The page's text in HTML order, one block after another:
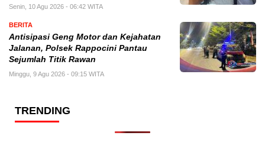
Senin, 10 Agu 2026 - 06:42 WITA
BERITA
Antisipasi Geng Motor dan Kejahatan
Jalanan, Polsek Rappocini Pantau
Sejumlah Titik Rawan
Minggu, 9 Agu 2026 - 09:15 WITA
TRENDING